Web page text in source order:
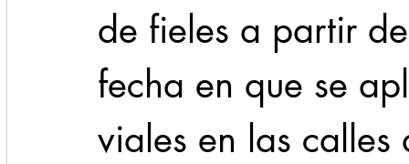
de fieles a partir
fecha en que se
viales en las